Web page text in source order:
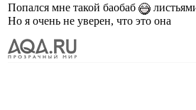
Попался мне такой баобаб
Но я очень не уверен, что это она